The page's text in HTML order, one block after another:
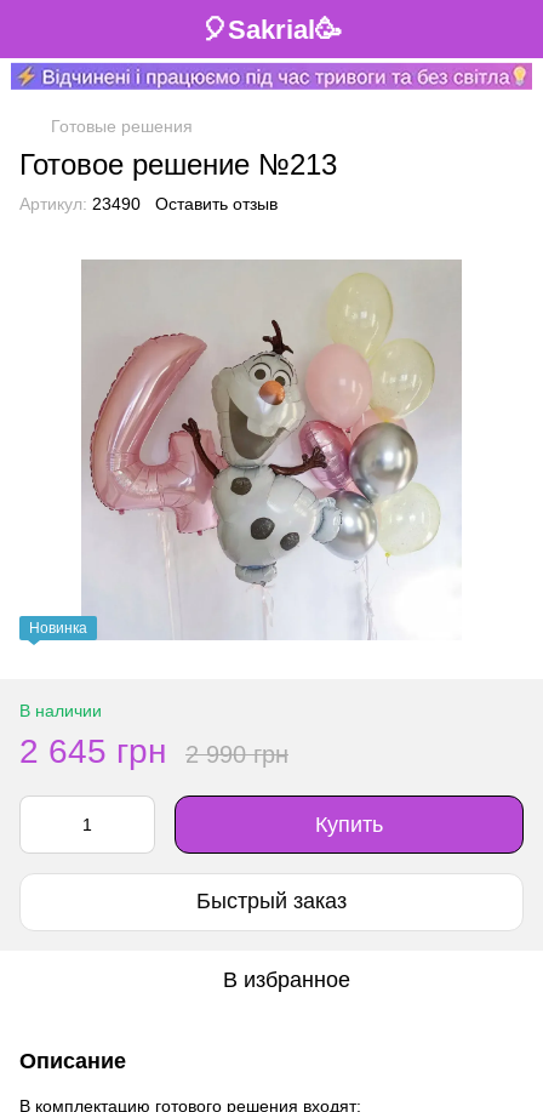
🎈Sakrial🥳
Готовые решения
Готовое решение №213
Артикул: 23490 Оставить отзыв
Новинка
В наличии
2 645 грн 2 990 грн
Купить
Быстрый заказ
В избранное
Описание
В комплектацию готового решения входят: